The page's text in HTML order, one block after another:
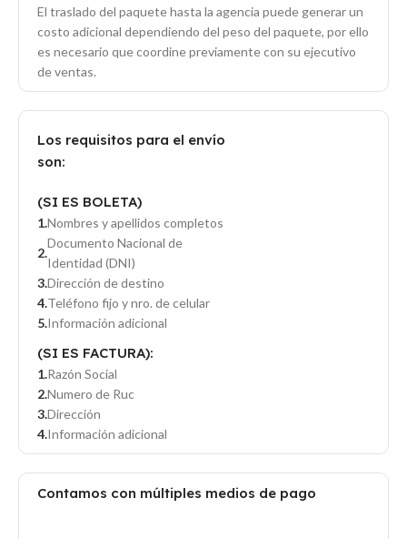
El traslado del paquete hasta la agencia puede generar un
costo adicional dependiendo del peso del paquete, por ello
es necesario que coordine previamente con su ejecutivo
de ventas.
Los requisitos para el envío
son:
(SI ES BOLETA)
Nombres y apellidos completos
Documento Nacional de
Identidad (DNI)
Dirección de destino
Teléfono fijo y nro. de celular
Información adicional
(SI ES FACTURA):
Razón Social
Numero de Ruc
Dirección
Información adicional
Contamos con múltiples medios de pago